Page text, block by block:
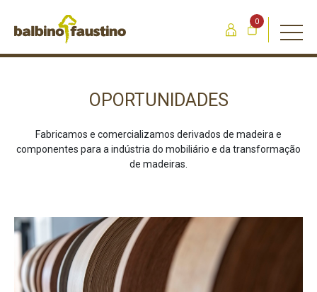
0
OPORTUNIDADES
Fabricamos e comercializamos derivados de madeira e
componentes para a indústria do mobiliário e da transformação
de madeiras.